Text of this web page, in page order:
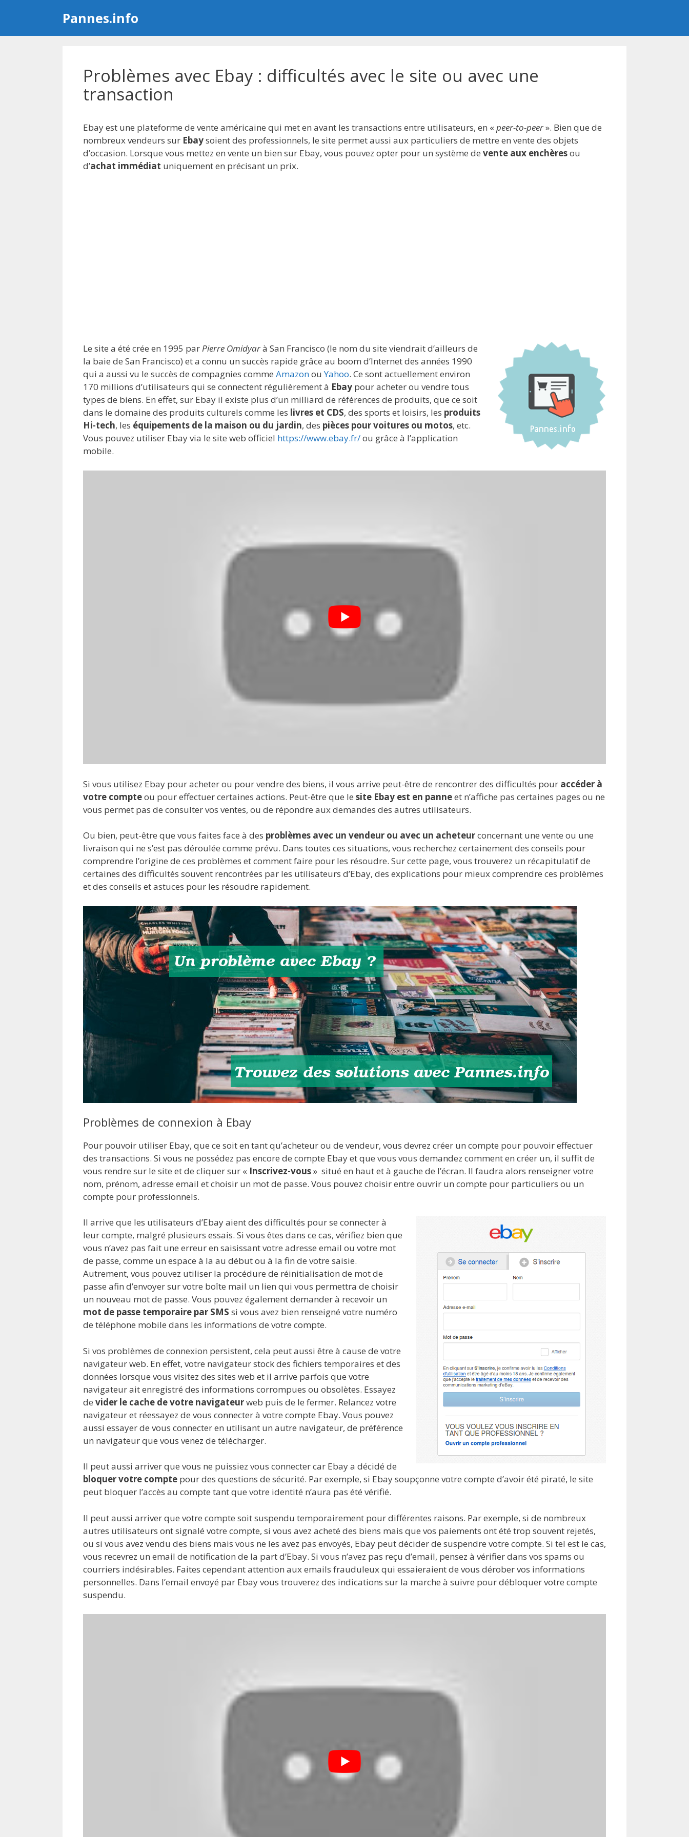
Pannes.info
Problèmes avec Ebay : difficultés avec le site ou avec une
transaction
Ebay est une plateforme de vente américaine qui met en avant les transactions entre utilisateurs, en « peer-to-peer». Bien que de
nombreux vendeurs sur Ebaysoient des professionnels, le site permet aussi aux particuliers de mettre en vente des objets
d’occasion. Lorsque vous mettez en vente un bien sur Ebay, vous pouvez opter pour un système de vente aux enchèresou
d’achat immédiat uniquement en précisant un prix.
Le site a été crée en 1995 parPierre Omidyarà San Francisco (le nom du site viendrait d’ailleurs de
la baie de San Francisco) et a connu un succès rapide grâce au boom d’Internet des années 1990
qui a aussi vu le succès de compagnies comme AmazonouYahoo. Ce sont actuellement environ
170 millions d’utilisateurs qui se connectent régulièrement à Ebay pour acheter ou vendre tous
types de biens. En effet, sur Ebay il existe plus d’un milliard de références de produits, que ce soit
dans le domaine des produits culturels comme les livres et CDS, des sports et loisirs, les produits
Hi-tech, les équipements de la maison ou du jardin, des pièces pour voitures ou motos, etc.
Vous pouvez utiliser Ebay via le site web officiel https://www.ebay.fr/ou grâce à l’application
mobile.
Si vous utilisez Ebay pour acheter ou pour vendre des biens, il vous arrive peut-être de rencontrer des difficultés pour accéder à
votre compteou pour effectuer certaines actions. Peut-être que le site Ebay est en panneet n’affiche pas certaines pages ou ne
vous permet pas de consulter vos ventes, ou de répondre aux demandes des autres utilisateurs.
Ou bien, peut-être que vous faites face à des problèmes avec un vendeur ou avec un acheteurconcernant une vente ou une
livraison qui ne s’est pas déroulée comme prévu. Dans toutes ces situations, vous recherchez certainement des conseils pour
comprendre l’origine de ces problèmes et comment faire pour les résoudre. Sur cette page, vous trouverez un récapitulatif de
certaines des difficultés souvent rencontrées par les utilisateurs d’Ebay, des explications pour mieux comprendre ces problèmes
et des conseils et astuces pour les résoudre rapidement.
Problèmes de connexion à Ebay
Pour pouvoir utiliser Ebay, que ce soit en tant qu’acheteur ou de vendeur, vous devrez créer un compte pour pouvoir effectuer
des transactions. Si vous ne possédez pas encore de compte Ebay et que vous vous demandez comment en créer un, il suffit de
vous rendre sur le site et de cliquer sur « Inscrivez-vous» situé en haut et à gauche de l’écran. Il faudra alors renseigner votre
nom, prénom, adresse email et choisir un mot de passe. Vous pouvez choisir entre ouvrir un compte pour particuliers ou un
compte pour professionnels.
Il arrive que les utilisateurs d’Ebay aient des difficultés pour se connecter à
leur compte, malgré plusieurs essais. Si vous êtes dans ce cas, vérifiez bien que
vous n’avez pas fait une erreur en saisissant votre adresse email ou votre mot
de passe, comme un espace à la au début ou à la fin de votre saisie.
Autrement, vous pouvez utiliser la procédure de réinitialisation de mot de
passe afin d’envoyer sur votre boîte mail un lien qui vous permettra de choisir
un nouveau mot de passe. Vous pouvez également demander à recevoir un
mot de passe temporaire par SMS si vous avez bien renseigné votre numéro
de téléphone mobile dans les informations de votre compte.
Si vos problèmes de connexion persistent, cela peut aussi être à cause de votre
navigateur web. En effet, votre navigateur stock des fichiers temporaires et des
données lorsque vous visitez des sites web et il arrive parfois que votre
navigateur ait enregistré des informations corrompues ou obsolètes. Essayez
de vider le cache de votre navigateurweb puis de le fermer. Relancez votre
navigateur et réessayez de vous connecter à votre compte Ebay. Vous pouvez
aussi essayer de vous connecter en utilisant un autre navigateur, de préférence
un navigateur que vous venez de télécharger.
Il peut aussi arriver que vous ne puissiez vous connecter car Ebay a décidé de
bloquer votre compte pour des questions de sécurité. Par exemple, si Ebay soupçonne votre compte d’avoir été piraté, le site
peut bloquer l’accès au compte tant que votre identité n’aura pas été vérifié.
Il peut aussi arriver que votre compte soit suspendu temporairement pour différentes raisons. Par exemple, si de nombreux
autres utilisateurs ont signalé votre compte, si vous avez acheté des biens mais que vos paiements ont été trop souvent rejetés,
ou si vous avez vendu des biens mais vous ne les avez pas envoyés, Ebay peut décider de suspendre votre compte. Si tel est le cas,
vous recevrez un email de notification de la part d’Ebay. Si vous n’avez pas reçu d’email, pensez à vérifier dans vos spams ou
courriers indésirables. Faites cependant attention aux emails frauduleux qui essaieraient de vous dérober vos informations
personnelles. Dans l’email envoyé par Ebay vous trouverez des indications sur la marche à suivre pour débloquer votre compte
suspendu.